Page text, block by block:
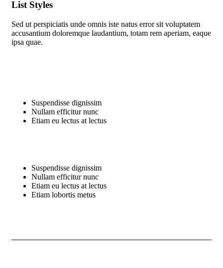
List Styles
Sed ut perspiciatis unde omnis iste natus error sit voluptatem
accusantium doloremque laudantium, totam rem aperiam, eaque
ipsa quae.
Suspendisse dignissim
Nullam efficitur nunc
Etiam eu lectus at lectus
Suspendisse dignissim
Nullam efficitur nunc
Etiam eu lectus at lectus
Etiam lobortis metus